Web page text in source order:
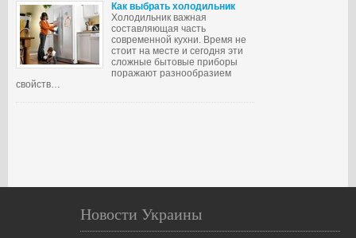
Как выбрать холодильник
Холодильник важная
составляющая часть
современной кухни. Время не
стоит на месте и сегодня эти
сложные бытовые приборы
поражают разнообразием
свойств…
Новости Украины